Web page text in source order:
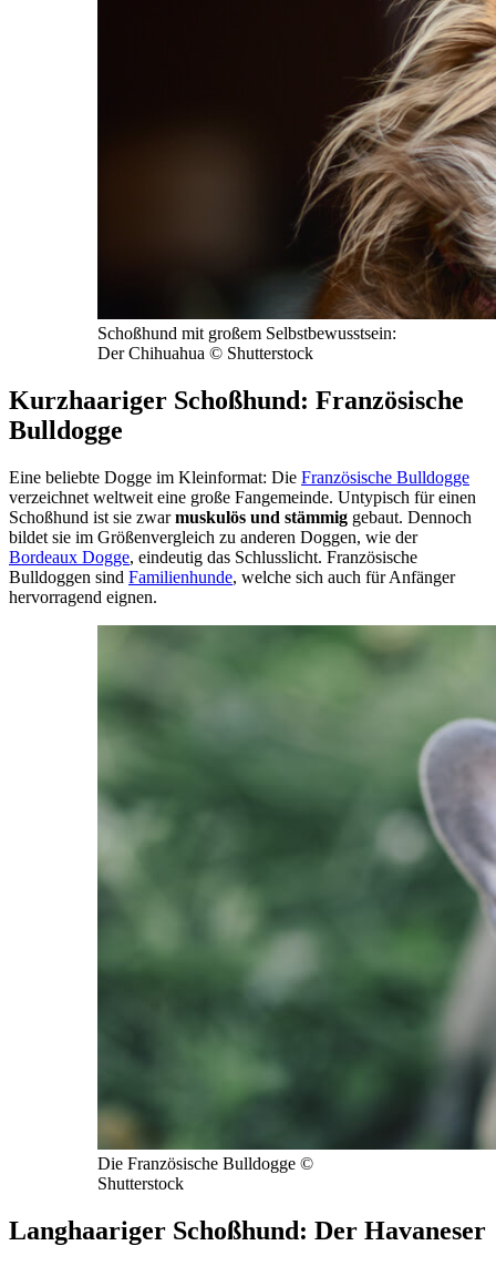
Schoßhund mit großem Selbstbewusstsein:
Der Chihuahua © Shutterstock
Kurzhaariger Schoßhund: Französische
Bulldogge
Eine beliebte Dogge im Kleinformat: Die Französische Bulldogge
verzeichnet weltweit eine große Fangemeinde. Untypisch für einen
Schoßhund ist sie zwarmuskulös und stämmig gebaut. Dennoch
bildet sie im Größenvergleich zu anderen Doggen, wie der
Bordeaux Dogge, eindeutig das Schlusslicht. Französische
Bulldoggen sind Familienhunde, welche sich auch für Anfänger
hervorragend eignen.
Die Französische Bulldogge ©
Shutterstock
Langhaariger Schoßhund: Der Havaneser